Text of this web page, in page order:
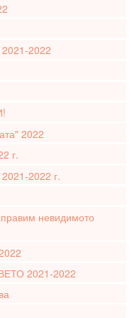
2022
2022
г.
2022 г.
невидимото
2021-2022